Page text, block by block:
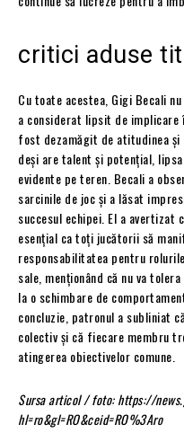
critici aduse
Cu toate acestea, Gigi Becali
a considerat lipsit de implicare
fost dezamăgit de atitudinea și
deși are talent și potențial,
evidente pe teren. Becali a
sarcinile de joc și a lăsat
succesul echipei. El a avertizat
esențial ca toți jucătorii să
responsabilitatea pentru
sale, menționând că nu va
la o schimbare de
concluzie, patronul a subliniat
colectiv și că fiecare membru
atingerea obiectivelor comune.
Sursa articol / foto: https://
hl=ro&gl=RO&ceid=RO%3Aro